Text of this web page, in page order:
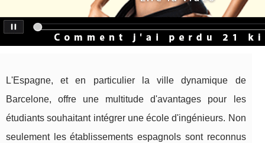
L'Espagne, et en particulier la ville dynamique de
Barcelone, offre une multitude d'avantages pour les
étudiants souhaitant intégrer une école d'ingénieurs. Non
seulement les établissements espagnols sont reconnus